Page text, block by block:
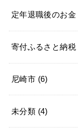
定年退職後のお金
寄付ふるさと納税
尼崎市 (6)
未分類 (4)